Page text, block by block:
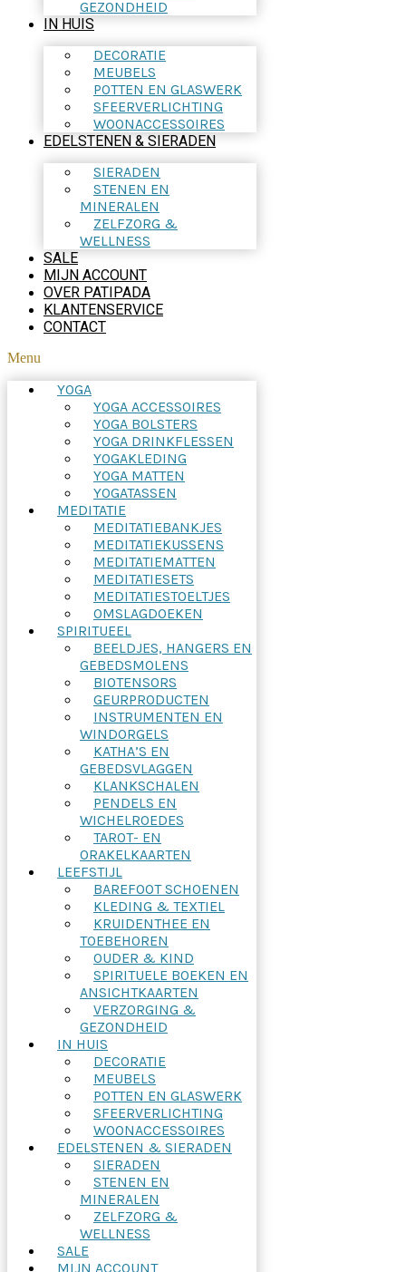
GEZONDHEID
IN HUIS
DECORATIE
MEUBELS
POTTEN EN GLASWERK
SFEERVERLICHTING
WOONACCESSOIRES
EDELSTENEN & SIERADEN
SIERADEN
STENEN EN
MINERALEN
ZELFZORG &
WELLNESS
SALE
MIJN ACCOUNT
OVER PATIPADA
KLANTENSERVICE
CONTACT
Menu
YOGA
YOGA ACCESSOIRES
YOGA BOLSTERS
YOGA DRINKFLESSEN
YOGAKLEDING
YOGA MATTEN
YOGATASSEN
MEDITATIE
MEDITATIEBANKJES
MEDITATIEKUSSENS
MEDITATIEMATTEN
MEDITATIESETS
MEDITATIESTOELTJES
OMSLAGDOEKEN
SPIRITUEEL
BEELDJES, HANGERS EN
GEBEDSMOLENS
BIOTENSORS
GEURPRODUCTEN
INSTRUMENTEN EN
WINDORGELS
KATHA’S EN
GEBEDSVLAGGEN
KLANKSCHALEN
PENDELS EN
WICHELROEDES
TAROT- EN
ORAKELKAARTEN
LEEFSTIJL
BAREFOOT SCHOENEN
KLEDING & TEXTIEL
KRUIDENTHEE EN
TOEBEHOREN
OUDER & KIND
SPIRITUELE BOEKEN EN
ANSICHTKAARTEN
VERZORGING &
GEZONDHEID
IN HUIS
DECORATIE
MEUBELS
POTTEN EN GLASWERK
SFEERVERLICHTING
WOONACCESSOIRES
EDELSTENEN & SIERADEN
SIERADEN
STENEN EN
MINERALEN
ZELFZORG &
WELLNESS
SALE
MIJN ACCOUNT